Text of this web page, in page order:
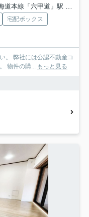
本線「六甲道」駅 徒歩25分
宅配ボックス
産コ
物件の購... もっと見る